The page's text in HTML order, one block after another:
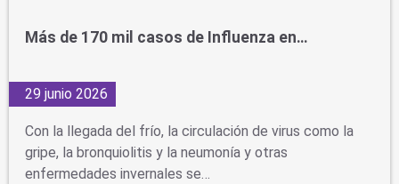
Más de 170 mil casos de Influenza en…
29 junio 2026
Con la llegada del frío, la circulación de virus como la
gripe, la bronquiolitis y la neumonía y otras
enfermedades invernales se…